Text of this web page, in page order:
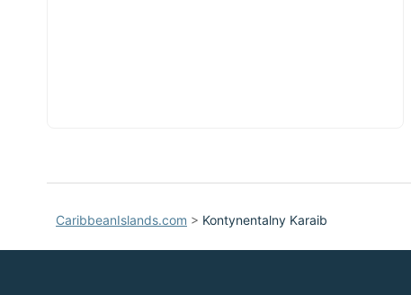
CaribbeanIslands.com > Kontynentalny Karaib